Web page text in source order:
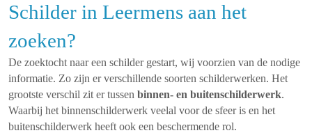
Schilder in Leermens aan het
zoeken?
De zoektocht naar een schilder gestart, wij voorzien van de nodige
informatie. Zo zijn er verschillende soorten schilderwerken. Het
grootste verschil zit er tussen binnen- en buitenschilderwerk.
Waarbij het binnenschilderwerk veelal voor de sfeer is en het
buitenschilderwerk heeft ook een beschermende rol.